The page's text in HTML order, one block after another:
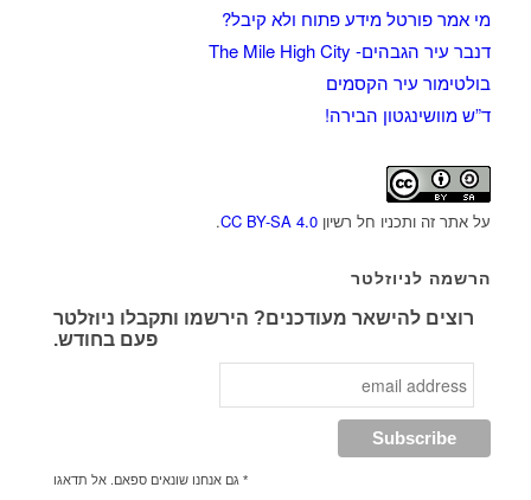
מי אמר פורטל מידע פתוח ולא קיבל?
דנבר עיר הגבהים- The Mile High City
בולטימור עיר הקסמים
ד”ש מוושינגטון הבירה!
על אתר זה ותכניו חל רשיון CC BY-SA 4.0
.
הרשמה לניוזלטר
רוצים להישאר מעודכנים? הירשמו ותקבלו ניוזלטר
פעם בחודש.
* גם אנחנו שונאים ספאם. אל תדאגו